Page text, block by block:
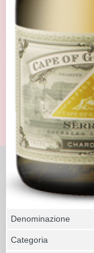
Denominazione
Categoria